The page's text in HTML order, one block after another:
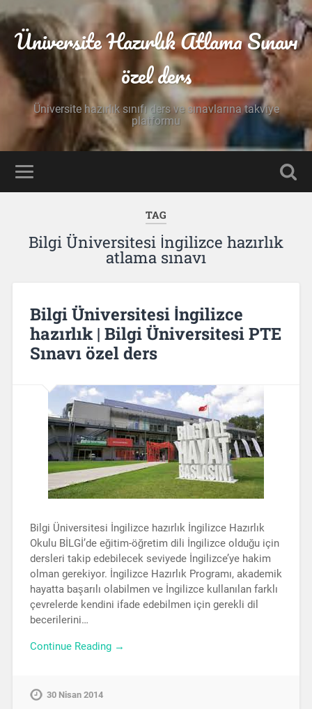
Üniversite Hazırlık Atlama Sınavı
özel ders
Üniversite hazırlık sınıfı ders ve sınavlarına takviye
platformu
TAG
Bilgi Üniversitesi İngilizce hazırlık
atlama sınavı
Bilgi Üniversitesi İngilizce
hazırlık | Bilgi Üniversitesi PTE
Sınavı özel ders
Bilgi Üniversitesi İngilizce hazırlık İngilizce Hazırlık
Okulu BİLGİ’de eğitim-öğretim dili İngilizce olduğu için
dersleri takip edebilecek seviyede İngilizce’ye hakim
olman gerekiyor. İngilizce Hazırlık Programı, akademik
hayatta başarılı olabilmen ve İngilizce kullanılan farklı
çevrelerde kendini ifade edebilmen için gerekli dil
becerilerini…
Continue Reading →
30 Nisan 2014